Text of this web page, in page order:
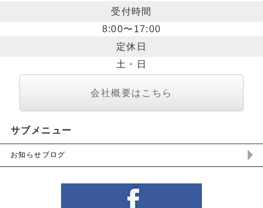
受付時間
8:00〜17:00
定休日
土・日
会社概要はこちら
サブメニュー
お知らせブログ